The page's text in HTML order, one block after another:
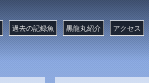
過去の記録魚 黒龍丸紹介 アクセス